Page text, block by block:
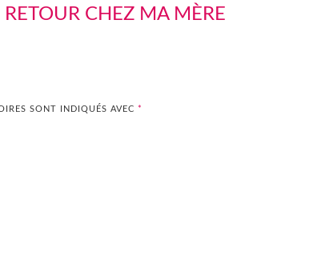
RETOUR CHEZ MA MÈRE
SONT INDIQUÉS AVEC *